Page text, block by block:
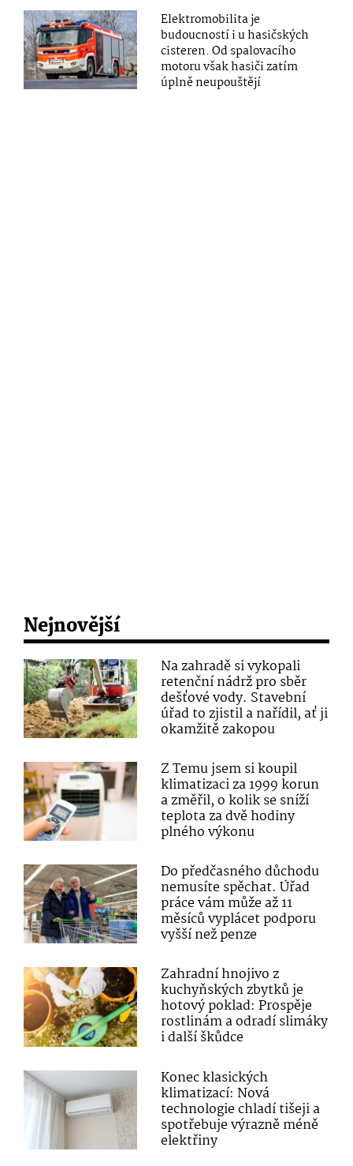
Elektromobilita je
budoucností i u hasičských
cisteren. Od spalovacího
motoru však hasiči zatím
úplně neupouštějí
Nejnovější
Na zahradě si vykopali
retenční nádrž pro sběr
dešťové vody. Stavební
úřad to zjistil a nařídil, ať ji
okamžitě zakopou
Z Temu jsem si koupil
klimatizaci za 1999 korun
a změřil, o kolik se sníží
teplota za dvě hodiny
plného výkonu
Do předčasného důchodu
nemusíte spěchat. Úřad
práce vám může až 11
měsíců vyplácet podporu
vyšší než penze
Zahradní hnojivo z
kuchyňských zbytků je
hotový poklad: Prospěje
rostlinám a odradí slimáky
i další škůdce
Konec klasických
klimatizací: Nová
technologie chladí tišeji a
spotřebuje výrazně méně
elektřiny